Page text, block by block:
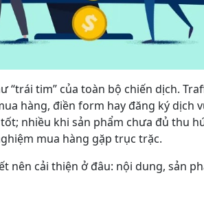
“trái tim” của toàn bộ chiến dịch.
hàng, điền form hay đăng ký dịch
nhiều khi sản phẩm chưa đủ thu
mua hàng gặp trục trặc.
nên cải thiện ở đâu: nội dung, sản